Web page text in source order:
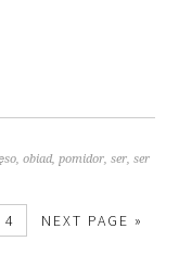
,obiad,pomidor,ser,ser
4 NEXT PAGE »